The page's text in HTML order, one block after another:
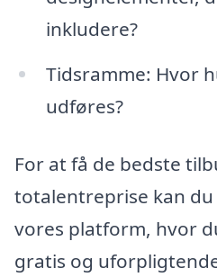
inkludere?
Tidsramme: Hvor
udføres?
For at få de bedste
totalentreprise kan
vores platform, hvor
gratis og